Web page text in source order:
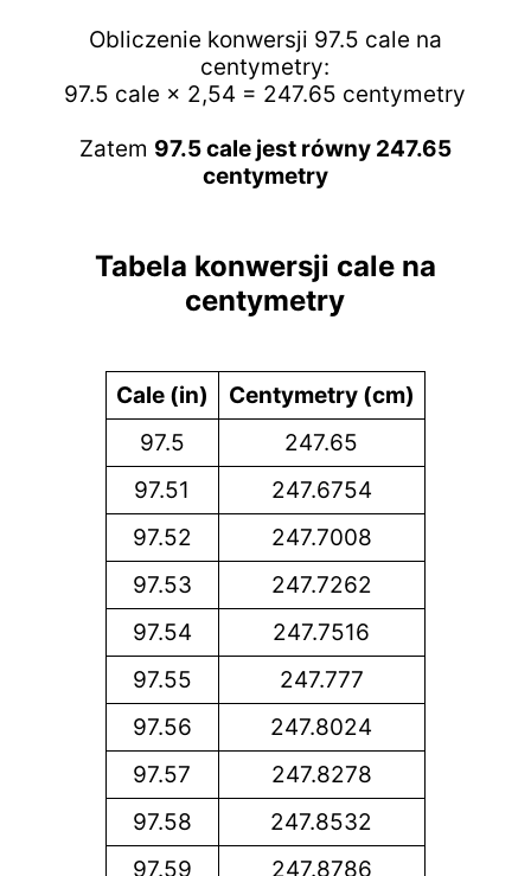
Obliczenie konwersji 97.5 cale na
centymetry:
97.5 cale × 2,54 = 247.65 centymetry
Zatem 97.5 cale jest równy 247.65
centymetry
Tabela konwersji cale na
centymetry
Cale (in)
Centymetry (cm)
97.5
247.65
97.51
247.6754
97.52
247.7008
97.53
247.7262
97.54
247.7516
97.55
247.777
97.56
247.8024
97.57
247.8278
97.58
247.8532
97.59
247.8786